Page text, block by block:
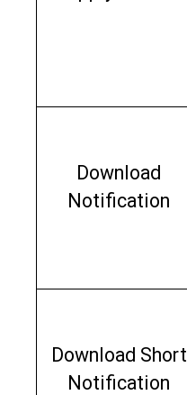
Download
Notification
Download Short
Notification